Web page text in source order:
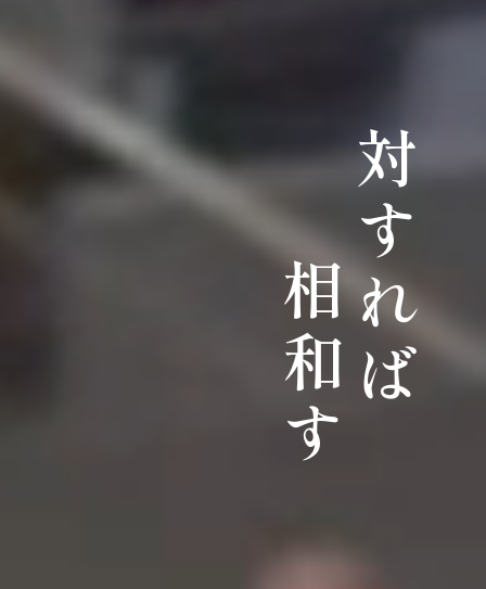
対すれば
相和す